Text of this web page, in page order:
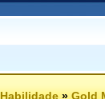
»Gold